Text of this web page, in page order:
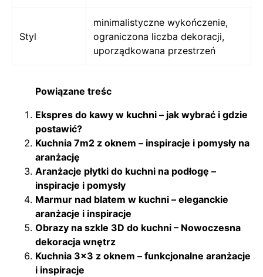
Styl
minimalistyczne wykończenie,
ograniczona liczba dekoracji,
uporządkowana przestrzeń
Powiązane treśc
Ekspres do kawy w kuchni – jak wybrać i gdzie
postawić?
Kuchnia 7m2 z oknem – inspiracje i pomysły na
aranżację
Aranżacje płytki do kuchni na podłogę –
inspiracje i pomysły
Marmur nad blatem w kuchni – eleganckie
aranżacje i inspiracje
Obrazy na szkle 3D do kuchni – Nowoczesna
dekoracja wnętrz
Kuchnia 3×3 z oknem – funkcjonalne aranżacje
i inspiracje